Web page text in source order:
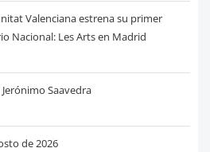
Valenciana estrena su primer
Nacional: Les Arts en Madrid
Saavedra
de 2026